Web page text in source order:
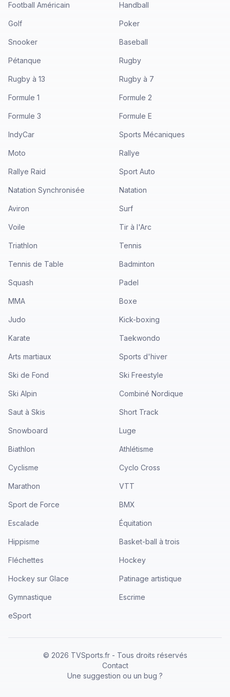
Football Américain Handball
Golf Poker
Snooker Baseball
Pétanque Rugby
Rugby à 13 Rugby à 7
Formule 1 Formule 2
Formule 3 Formule E
IndyCar Sports Mécaniques
Moto Rallye
Rallye Raid Sport Auto
Natation Synchronisée Natation
Aviron Surf
Voile Tir à l'Arc
Triathlon Tennis
Tennis de Table Badminton
Squash Padel
MMA Boxe
Judo Kick-boxing
Karate Taekwondo
Arts martiaux Sports d'hiver
Ski de Fond Ski Freestyle
Ski Alpin Combiné Nordique
Saut à Skis Short Track
Snowboard Luge
Biathlon Athlétisme
Cyclisme Cyclo Cross
Marathon VTT
Sport de Force BMX
Escalade Équitation
Hippisme Basket-ball à trois
Fléchettes Hockey
Hockey sur Glace Patinage artistique
Gymnastique Escrime
eSport
© 2026 TVSports.fr - Tous droits réservés
Contact
Une suggestion ou un bug ?